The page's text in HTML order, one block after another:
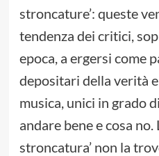
stroncature’: queste
tendenza dei critici,
epoca, a ergersi come
depositari della verità
musica, unici in grado
andare bene e cosa no.
stroncatura’ non la